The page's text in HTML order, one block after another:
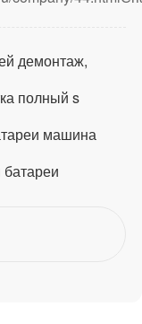
демонтаж,
полный s
машина
батареи